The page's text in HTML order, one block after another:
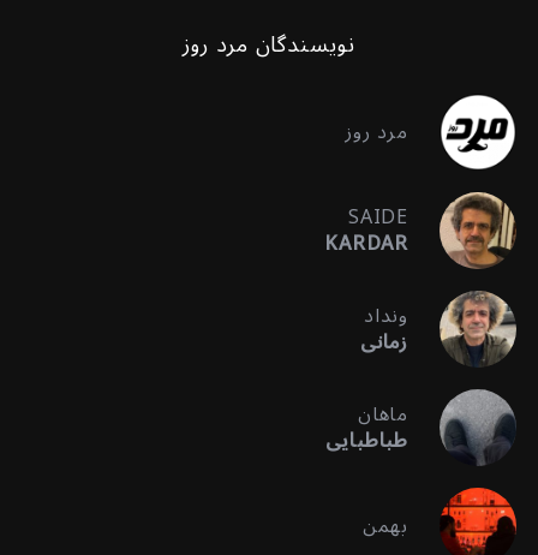
نویسندگان مرد روز
مرد روز
SAIDE
KARDAR
ونداد
زمانی
ماهان
طباطبایی
بهمن